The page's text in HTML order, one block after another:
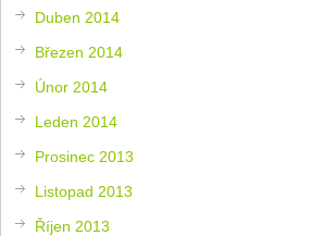
Duben 2014
Březen 2014
Únor 2014
Leden 2014
Prosinec 2013
Listopad 2013
Říjen 2013